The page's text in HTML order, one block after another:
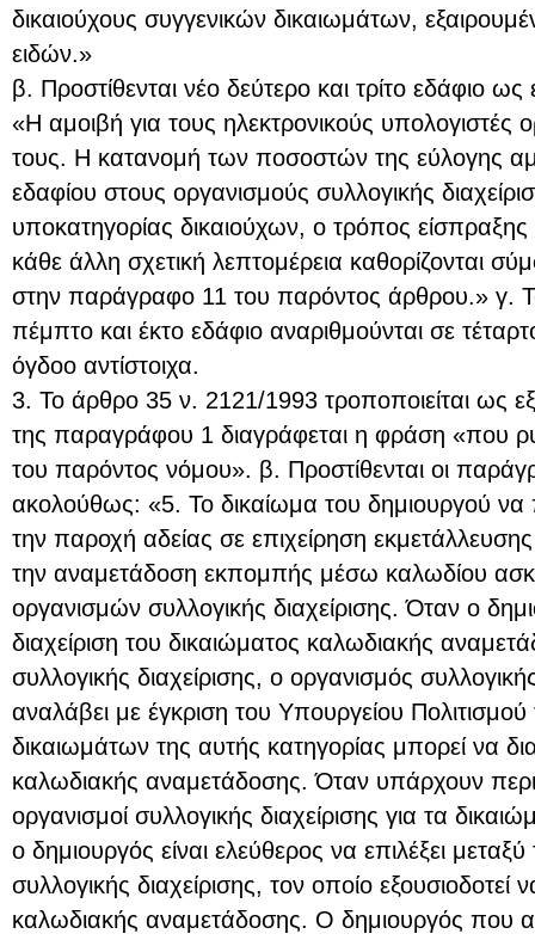
δικαιούχους συγγενικών δικαιωμάτων,
ειδών.»
β. Προστίθενται νέο δεύτερο και τρίτο εδάφιο ως
«Η αμοιβή για τους ηλεκτρονικούς υπολογιστές
τους. Η κατανομή των ποσοστών της εύλογης
εδαφίου στους οργανισμούς συλλογικής
υποκατηγορίας δικαιούχων, ο τρόπος
κάθε άλλη σχετική λεπτομέρεια καθορίζονται
στην παράγραφο 11 του παρόντος άρθρου.» γ.
πέμπτο και έκτο εδάφιο αναριθμούνται σε
όγδοο αντίστοιχα.
3. Το άρθρο 35 ν. 2121/1993 τροποποιείται ως
της παραγράφου 1 διαγράφεται η φράση «που
του παρόντος νόμου». β. Προστίθενται οι
ακολούθως: «5. Το δικαίωμα του δημιουργού να
την παροχή αδείας σε επιχείρηση
την αναμετάδοση εκπομπής μέσω καλωδίου
οργανισμών συλλογικής διαχείρισης. Όταν ο
διαχείριση του δικαιώματος καλωδιακής
συλλογικής διαχείρισης, ο οργανισμός
αναλάβει με έγκριση του Υπουργείου Πολιτισμού
δικαιωμάτων της αυτής κατηγορίας μπορεί να
καλωδιακής αναμετάδοσης. Όταν υπάρχουν
οργανισμοί συλλογικής διαχείρισης για τα
ο δημιουργός είναι ελεύθερος να επιλέξει
συλλογικής διαχείρισης, τον οποίο εξουσιοδοτεί
καλωδιακής αναμετάδοσης. Ο δημιουργός που